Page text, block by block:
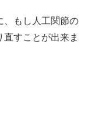
、もし人工関節の
すことが出来ま